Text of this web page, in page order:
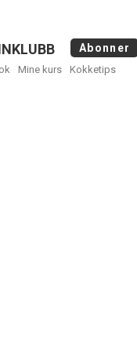
Abonner
Mine kurs Kokketips